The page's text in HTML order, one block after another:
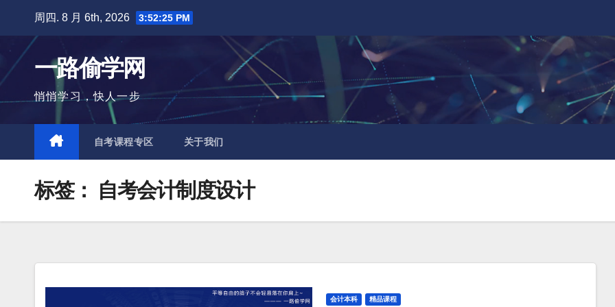
容
周四. 8 月 6th, 2026 3:52:26 PM
一路偷学网
悄悄学习，快人一步
自考课程专区 关于我们
标签： 自考会计制度设计
会计本科 精品课程